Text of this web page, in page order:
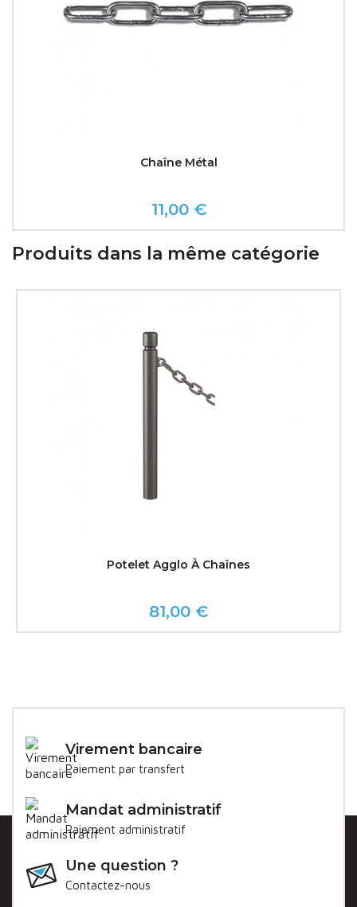
Chaîne Métal
Prix
11,00 €
Produits dans la même catégorie
Potelet Agglo À Chaînes
Prix
81,00 €
Virement bancaire
Paiement par transfert
Mandat administratif
Paiement administratif
Une question ?
Contactez-nous